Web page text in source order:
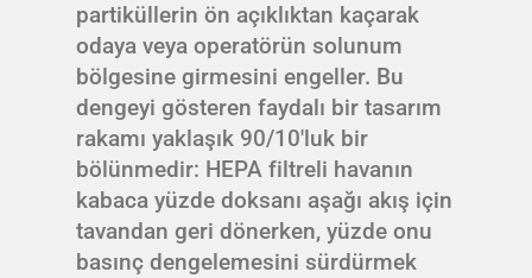
partiküllerin ön açıklıktan kaçarak
odaya veya operatörün solunum
bölgesine girmesini engeller. Bu
dengeyi gösteren faydalı bir tasarım
rakamı yaklaşık 90/10'luk bir
bölünmedir: HEPA filtreli havanın
kabaca yüzde doksanı aşağı akış için
tavandan geri dönerken, yüzde onu
basınç dengelemesini sürdürmek